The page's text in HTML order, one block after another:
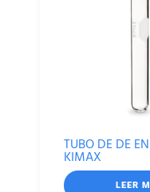
TUBO DE DE
KIMAX
LEER